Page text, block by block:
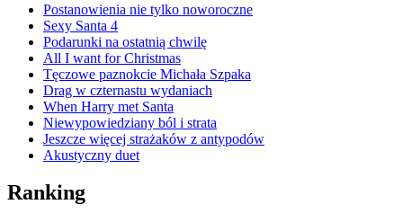
Postanowienia nie tylko noworoczne
Sexy Santa 4
Podarunki na ostatnią chwilę
All I want for Christmas
Tęczowe paznokcie Michała Szpaka
Drag w czternastu wydaniach
When Harry met Santa
Niewypowiedziany ból i strata
Jeszcze więcej strażaków z antypodów
Akustyczny duet
Ranking